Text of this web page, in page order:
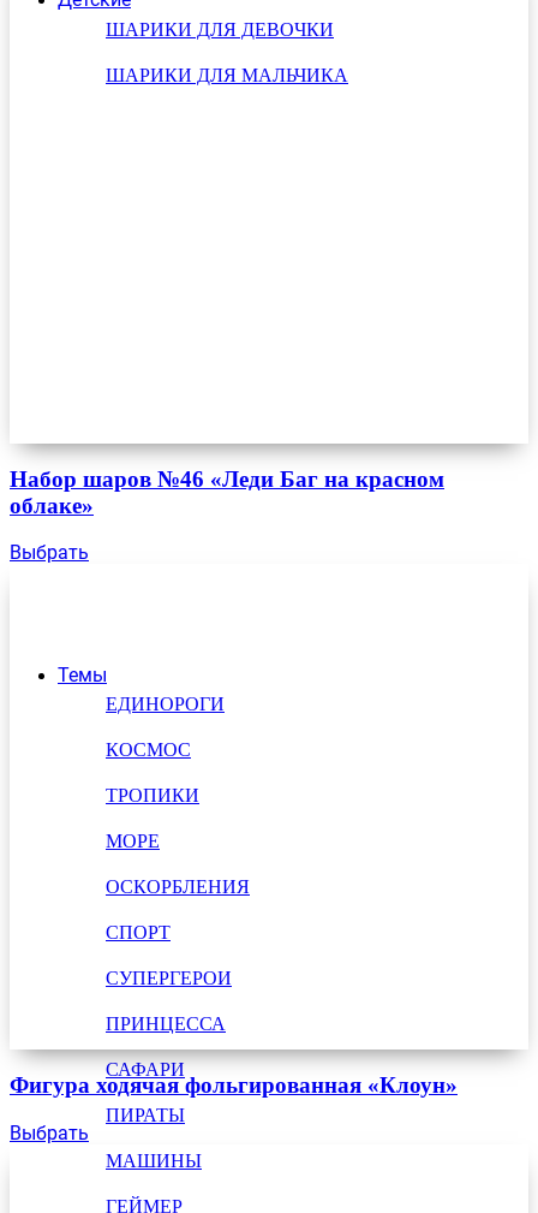
ШАРИКИ ДЛЯ ДЕВОЧКИ
ШАРИКИ ДЛЯ МАЛЬЧИКА
Темы
ЕДИНОРОГИ
КОСМОС
ТРОПИКИ
МОРЕ
ОСКОРБЛЕНИЯ
СПОРТ
СУПЕРГЕРОИ
ПРИНЦЕССА
САФАРИ
ПИРАТЫ
МАШИНЫ
ГЕЙМЕР
Набор шаров №46 «Леди Баг на красном
облаке»
Выбрать
Фигура ходячая фольгированная «Клоун»
Выбрать